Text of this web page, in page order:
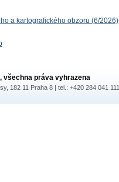
a kartografického obzoru (6/2026)
všechna práva vyhrazena
182 11 Praha 8 | tel.: +420 284 041 111